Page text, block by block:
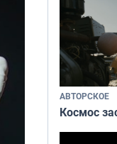
АВТОРСКОЕ
Космос